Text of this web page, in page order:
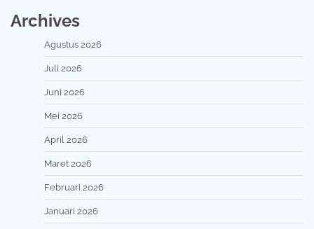
Archives
Agustus 2026
Juli 2026
Juni 2026
Mei 2026
April 2026
Maret 2026
Februari 2026
Januari 2026